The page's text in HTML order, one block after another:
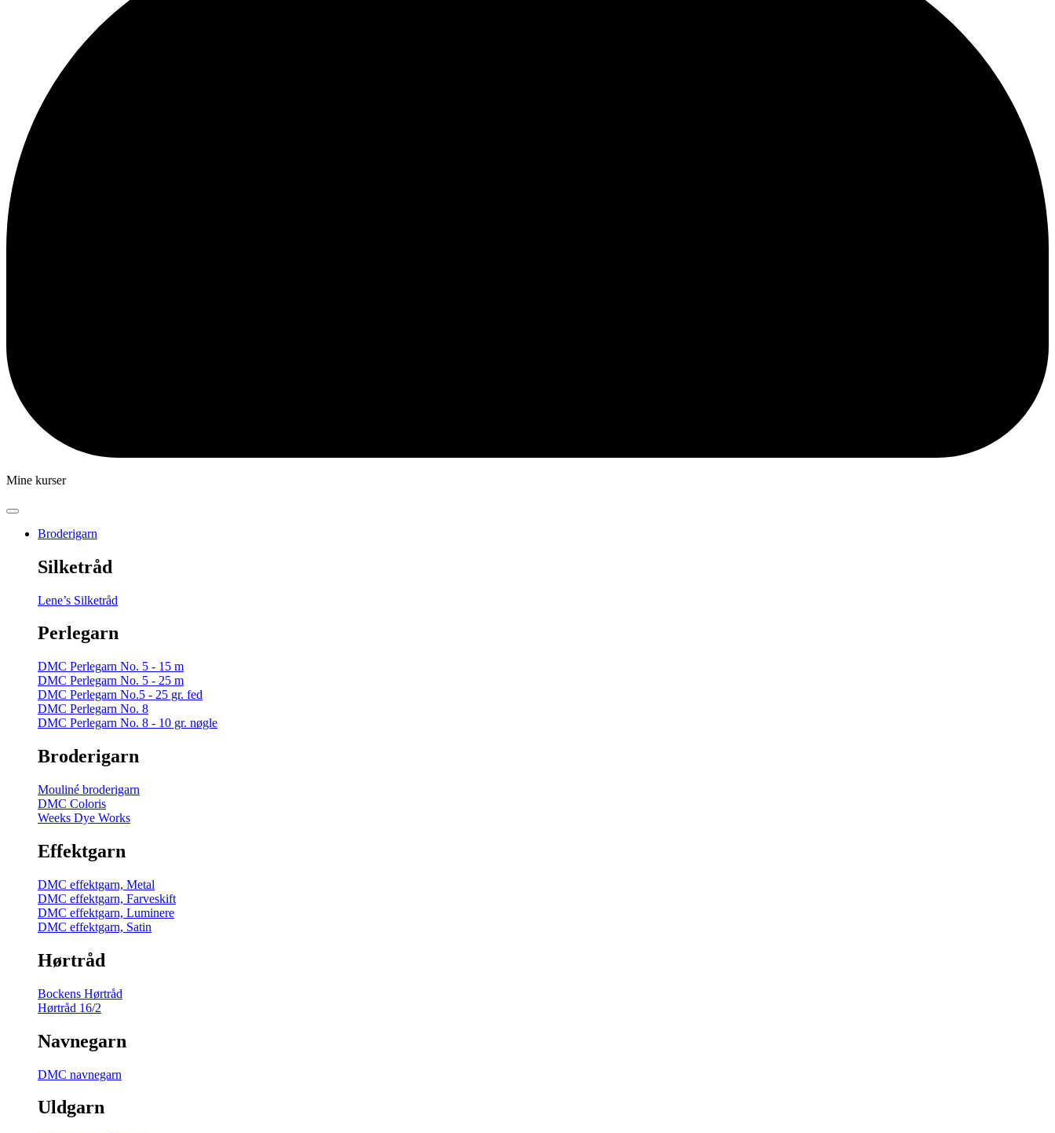
Mine kurser
Broderigarn
Silketråd
Lene’s Silketråd
Perlegarn
DMC Perlegarn No. 5 - 15 m
DMC Perlegarn No. 5 - 25 m
DMC Perlegarn No.5 - 25 gr. fed
DMC Perlegarn No. 8
DMC Perlegarn No. 8 - 10 gr. nøgle
Broderigarn
Mouliné broderigarn
DMC Coloris
Weeks Dye Works
Effektgarn
DMC effektgarn, Metal
DMC effektgarn, Farveskift
DMC effektgarn, Luminere
DMC effektgarn, Satin
Hørtråd
Bockens Hørtråd
Hørtråd 16/2
Navnegarn
DMC navnegarn
Uldgarn